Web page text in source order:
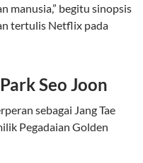
manusia,” begitu sinopsis
tertulis Netflix pada
Seo Joon
sebagai Jang Tae
Pegadaian Golden